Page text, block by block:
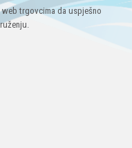
trgovcima da uspješno